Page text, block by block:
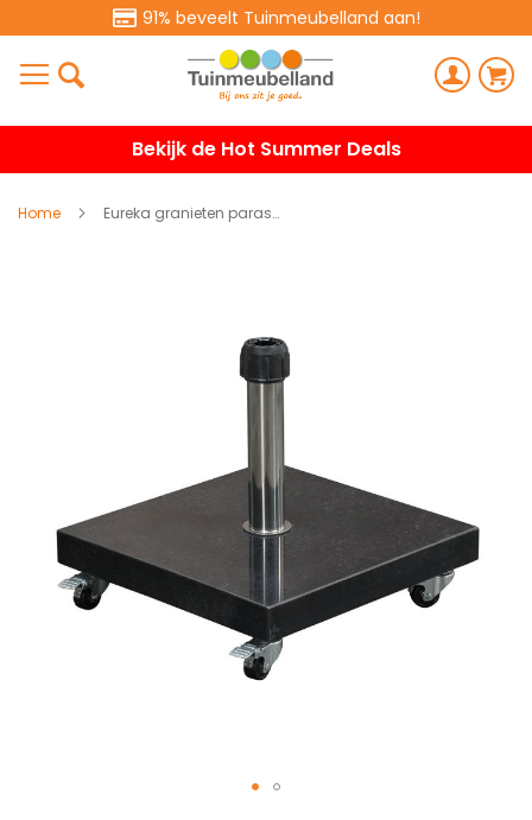
91% beveelt Tuinmeubelland aan!
Bekijk de Hot Summer Deals
Home Eureka granieten parasolvoet 60 kg - black polished